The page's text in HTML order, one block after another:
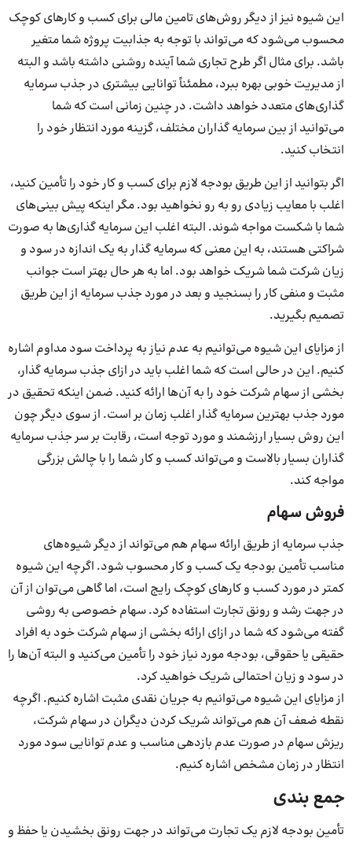
این شیوه نیز از دیگر روش‌های تامین مالی برای کسب و کارهای کوچک
محسوب می‌شود که می‌تواند با توجه به جذابیت پروژه شما متغیر
باشد. برای مثال اگر طرح تجاری شما آینده روشنی داشته باشد و البته
از مدیریت خوبی بهره ببرد، مطمئناً توانایی بیشتری در جذب سرمایه
گذاری‌های متعدد خواهد داشت. در چنین زمانی است که شما
می‌توانید از بین سرمایه گذاران مختلف، گزینه مورد انتظار خود را
انتخاب کنید.
اگر بتوانید از این طریق بودجه لازم برای کسب و کار خود را تأمین کنید،
اغلب با معایب زیادی رو به رو نخواهید بود. مگر اینکه پیش بینی‌های
شما با شکست مواجه شوند. البته اغلب این سرمایه گذاری‌ها به صورت
شراکتی هستند، به این معنی که سرمایه گذار به یک اندازه در سود و
زیان شرکت شما شریک خواهد بود. اما به هر حال بهتر است جوانب
مثبت و منفی کار را بسنجید و بعد در مورد جذب سرمایه از این طریق
تصمیم بگیرید.
از مزایای این شیوه می‌توانیم به عدم نیاز به پرداخت سود مداوم اشاره
کنیم. این در حالی است که شما اغلب باید در ازای جذب سرمایه گذار،
بخشی از سهام شرکت خود را به آن‌ها ارائه کنید. ضمن اینکه تحقیق در
مورد جذب بهترین سرمایه گذار اغلب زمان بر است. از سوی دیگر چون
این روش بسیار ارزشمند و مورد توجه است، رقابت بر سر جذب سرمایه
گذاران بسیار بالاست و می‌تواند کسب و کار شما را با چالش بزرگی
مواجه کند.
فروش سهام
جذب سرمایه از طریق ارائه سهام هم می‌تواند از دیگر شیوه‌های
مناسب تأمین بودجه یک کسب و کار محسوب شود. اگرچه این شیوه
کمتر در مورد کسب و کارهای کوچک رایج است، اما گاهی می‌توان از آن
در جهت رشد و رونق تجارت استفاده کرد. سهام خصوصی به روشی
گفته می‌شود که شما در ازای ارائه بخشی از سهام شرکت خود به افراد
حقیقی یا حقوقی، بودجه مورد نیاز خود را تأمین می‌کنید و البته آن‌ها را
در سود و زیان احتمالی شریک خواهید کرد.
از مزایای این شیوه می‌توانیم به جریان نقدی مثبت اشاره کنیم. اگرچه
نقطه ضعف آن هم می‌تواند شریک کردن دیگران در سهام شرکت،
ریزش سهام در صورت عدم بازدهی مناسب و عدم توانایی سود مورد
انتظار در زمان مشخص اشاره کنیم.
جمع‌ بندی
تأمین بودجه لازم یک تجارت می‌تواند در جهت رونق بخشیدن یا حفظ و